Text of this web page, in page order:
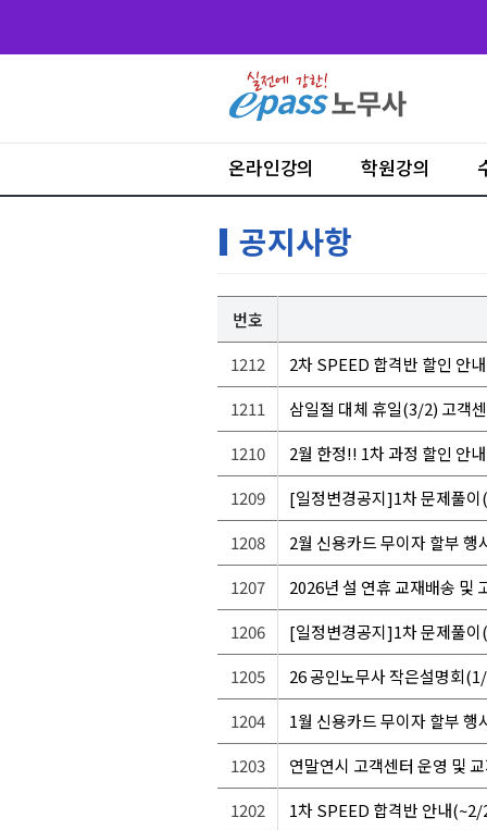
온라인강의 학원강의
공지사항
번호
1212
2차 SPEED 합격반 할인 안
1211
삼일절 대체 휴일(3/2) 고객
1210
2월 한정!! 1차 과정 할인 안
1209
[일정변경공지]1차 문제풀
1208
2월 신용카드 무이자 할부 행
1207
2026년 설 연휴 교재배송 및
1206
[일정변경공지]1차 문제풀
1205
26 공인노무사 작은설명회
1204
1월 신용카드 무이자 할부 행
1203
연말연시 고객센터 운영 및
1202
1차 SPEED 합격반 안내